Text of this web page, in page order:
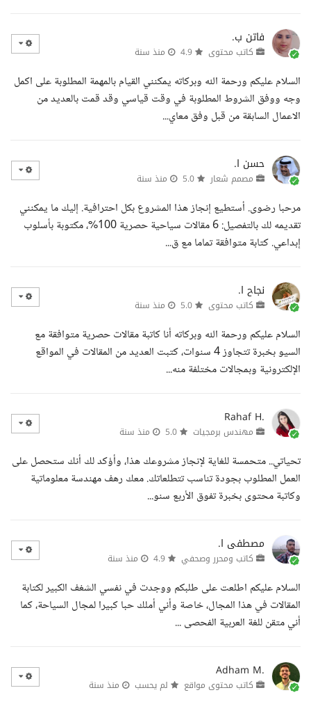
فاتن ب.
كاتب محتوى منذ سنة
السلام عليكم ورحمة الله وبركاته يمكنني القيام بالمهمة المطلوبة على اكمل
وجه ووفق الشروط المطلوبة في وقت قياسي وقد قمت بالعديد من
الاعمال السابقة من قبل وفق معاي...
حسن ا.
مصمم شعار منذ سنة
مرحبا رضوى. أستطيع إنجاز هذا المشروع بكل احترافية. إليك ما يمكنني
تقديمه لك بالتفصيل: 6 مقالات سياحية حصرية 100%، مكتوبة بأسلوب
إبداعي. كتابة متوافقة تماما مع ق...
نجاح ا.
كاتب محتوى منذ سنة
السلام عليكم ورحمة الله وبركاته أنا كاتبة مقالات حصرية متوافقة مع
السيو بخبرة تتجاوز 4 سنوات، كتبت العديد من المقالات في المواقع
الإلكترونية وبمجالات مختلفة منه...
Rahaf H.
مهندس برمجيات منذ سنة
تحياتي.. متحمسة للغاية لإنجاز مشروعك هذا، وأؤكد لك أنك ستحصل على
العمل المطلوب بجودة تناسب تتطلعاتك. معك رهف مهندسة معلوماتية
وكاتبة محتوى بخبرة تفوق الأربع سنو...
مصطفى ا.
كاتب ومحرر وصحفي منذ سنة
السلام عليكم اطلعت على طلبكم ووجدت في نفسي الشغف الكبير لكتابة
المقالات في هذا المجال، خاصة وأني أملك حبا كبيرا لمجال السياحة، كما
أني متقن للغة العربية الفحصى ...
Adham M.
كاتب محتوى مواقع لم يحسب منذ سنة